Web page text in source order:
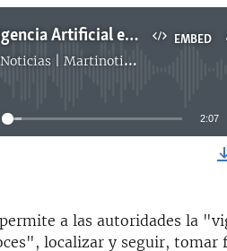
EMBED
La Inteligencia Artificial en manos del régimen cubano: "una nueva amenaza"
| Martinoticias.com
available
2:07
a las autoridades la
localizar y seguir, tomar